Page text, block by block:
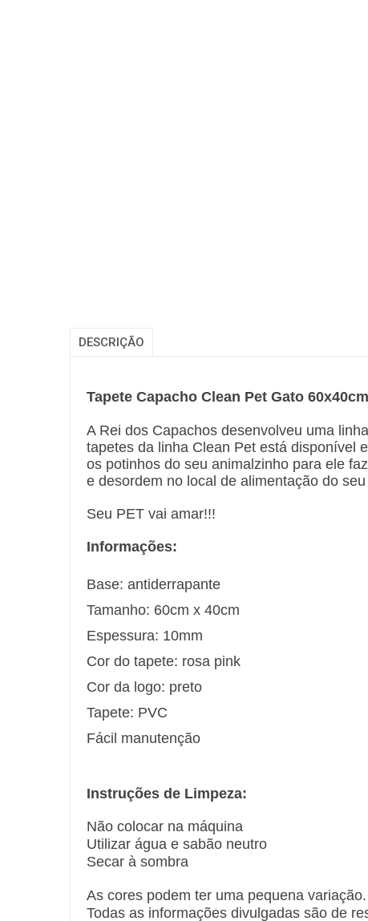
DESCRIÇÃO
Tapete Capacho Clean Pet Gato 60x40cm
A Rei dos Capachos desenvolveu uma
tapetes da linha Clean Pet está disponível
os potinhos do seu animalzinho para ele
e desordem no local de alimentação do
Seu PET vai amar!!!
Informações:
Base: antiderrapante
Tamanho: 60cm x 40cm
Espessura: 10mm
Cor do tapete: rosa pink
Cor da logo: preto
Tapete: PVC
Fácil manutenção
Instruções de Limpeza:
Não colocar na máquina
Utilizar água e sabão neutro
Secar à sombra
As cores podem ter uma pequena variação.
Todas as informações divulgadas são de